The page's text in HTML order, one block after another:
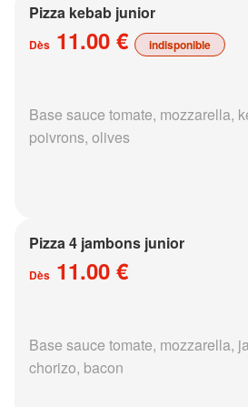
Pizza kebab junior
Dès 11.00 € indisponible
Base sauce tomate, mozzarella,
poivrons, olives
Pizza 4 jambons junior
Dès 11.00 €
Base sauce tomate, mozzarella,
chorizo, bacon